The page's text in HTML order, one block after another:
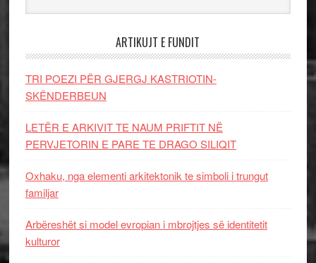
ARTIKUJT E FUNDIT
TRI POEZI PËR GJERGJ KASTRIOTIN-
SKËNDERBEUN
LETËR E ARKIVIT TE NAUM PRIFTIT NË
PERVJETORIN E PARE TE DRAGO SILIQIT
Oxhaku, nga elementi arkitektonik te simboli i trungut
familjar
Arbëreshët si model evropian i mbrojtjes së identitetit
kulturor